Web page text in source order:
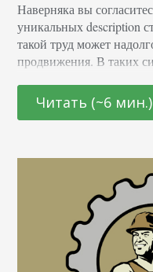
Наверняка вы
уникальных description
такой труд может
продвижения. В таких
автоматическую
качественно.
Читать (~6 мин.)